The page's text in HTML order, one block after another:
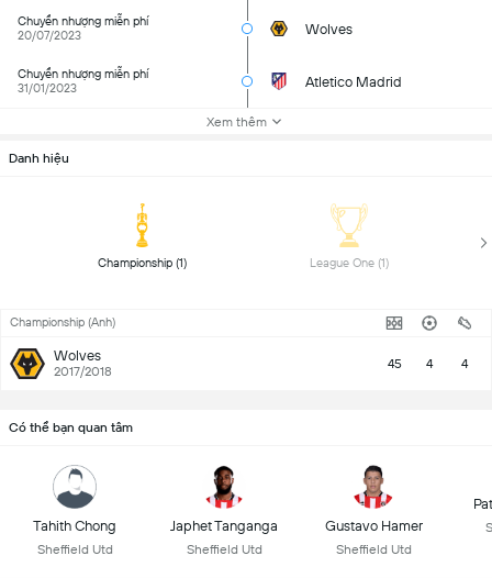
Chuyển nhượng miễn phí
20/07/2023
Wolves
Chuyển nhượng miễn phí
31/01/2023
Atletico Madrid
Xem thêm
Danh hiệu
Championship (Anh)
Wolves
2017/2018 45 4 4
Có thể bạn quan tâm
Tahith Chong
Sheffield Utd
Japhet Tanganga
Sheffield Utd
Gustavo Hamer
Sheffield Utd